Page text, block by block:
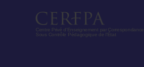
Centre Privé d'Enseignement par Correspondance
Sous Contrôle Pédagogique de l’État